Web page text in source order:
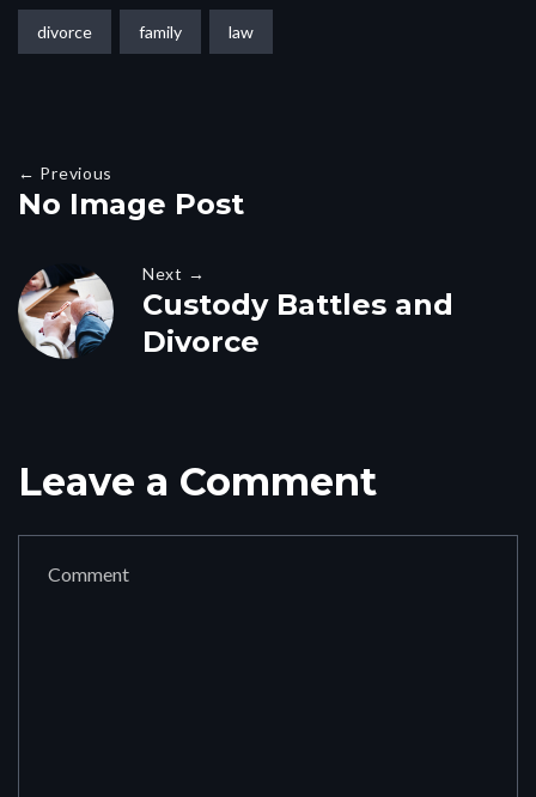
divorce family law
← Previous
No Image Post
Next →
Custody Battles and
Divorce
Leave a Comment